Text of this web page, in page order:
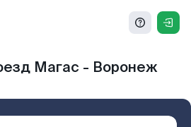
Магас - Воронеж